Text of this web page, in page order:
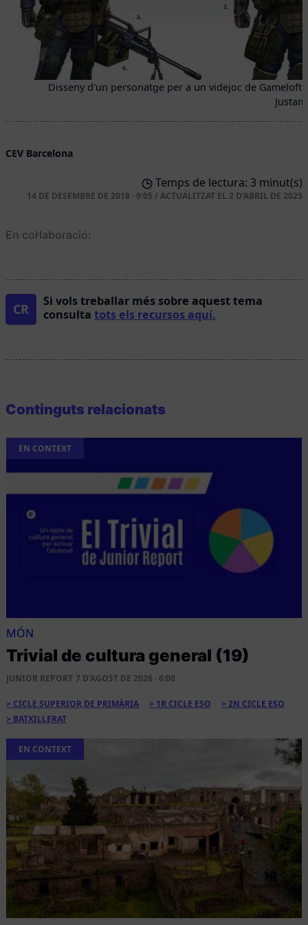
Disseny d'un personatge per a un videjoc de Gameloft.
CEV Barcelona
Temps de lectura: 3 minut(s)
14 DE DESEMBRE DE 2018 · 9:05 /ACTUALITZAT EL 2 D'ABRIL DE 2025
En col·laboració:
CR
Si vols treballar més sobre aquest tema
consulta tots els recursos aquí.
Continguts relacionats
EN CONTEXT
MÓN
Trivial de cultura general (19)
JUNIOR REPORT 7 D'AGOST DE 2026 · 6:00
CICLE SUPERIOR DE PRIMÀRIA 1R CICLE ESO
2N CICLE ESO
BATXILLERAT
EN CONTEXT